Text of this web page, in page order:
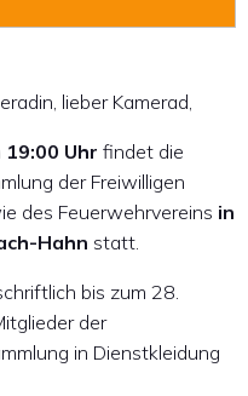
lieber Kamerad,
Uhr findet die
der Freiwilligen
des Feuerwehrvereins in
Hahn statt.
bis zum 28.
der
in Dienstkleidung